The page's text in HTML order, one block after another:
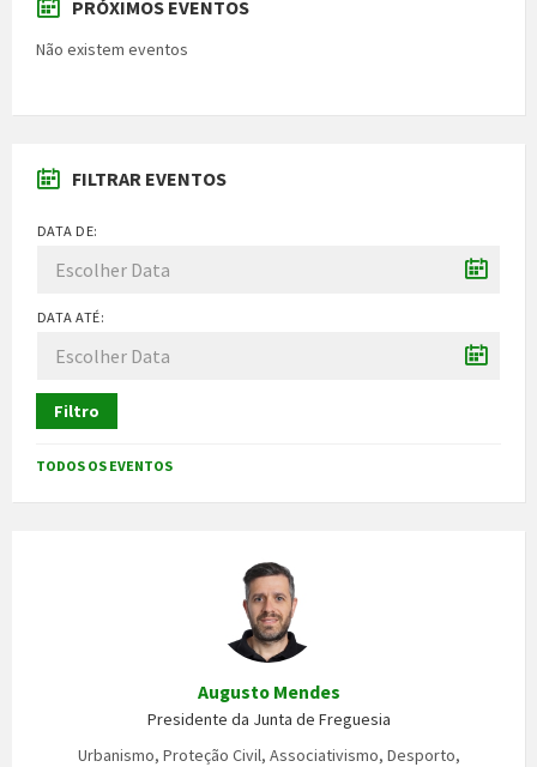
PRÓXIMOS EVENTOS
Não existem eventos
FILTRAR EVENTOS
DATA DE:
DATA ATÉ:
Filtro
TODOS OS EVENTOS
Augusto Mendes
Presidente da Junta de Freguesia
Urbanismo, Proteção Civil, Associativismo, Desporto,